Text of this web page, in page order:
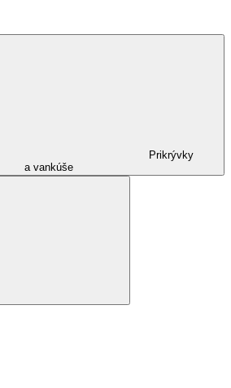
Prikrývky
a vankúše